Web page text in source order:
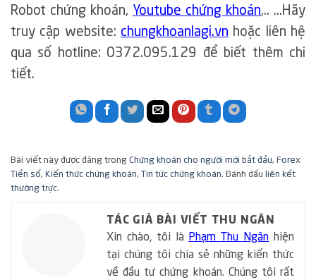
Robot chứng khoán, Youtube chứng khoán,.. …Hãy
truy cập website: chungkhoanlagi.vn hoặc liên hệ
qua số hotline: 0372.095.129 để biết thêm chi
tiết.
Bài viết này được đăng trong Chứng khoán cho người mới bắt đầu, Forex
Tiền số, Kiến thức chứng khoán, Tin tức chứng khoán. Đánh dấu liên kết
thường trực.
TÁC GIẢ BÀI VIẾT THU NGÂN
Xin chào, tôi là
Phạm Thu Ngân hiện
tại chúng tôi chia sẻ những kiến thức
về đầu tư chứng khoán. Chúng tôi rất